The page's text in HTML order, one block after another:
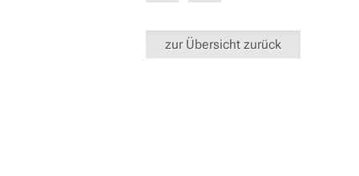
zur Übersicht zurück